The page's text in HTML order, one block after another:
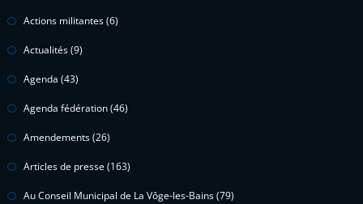
Actions militantes(6)
Actualités(9)
Agenda (43)
Agenda fédération(46)
Amendements(26)
Articles de presse (163)
Au Conseil Municipal de La Vôge-les-Bains(79)